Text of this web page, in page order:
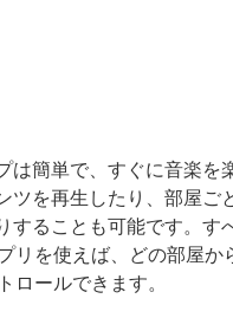
は簡単で、すぐに音楽を
ツを再生したり、部屋ご
することも可能です。す
リを使えば、どの部屋か
ロールできます。